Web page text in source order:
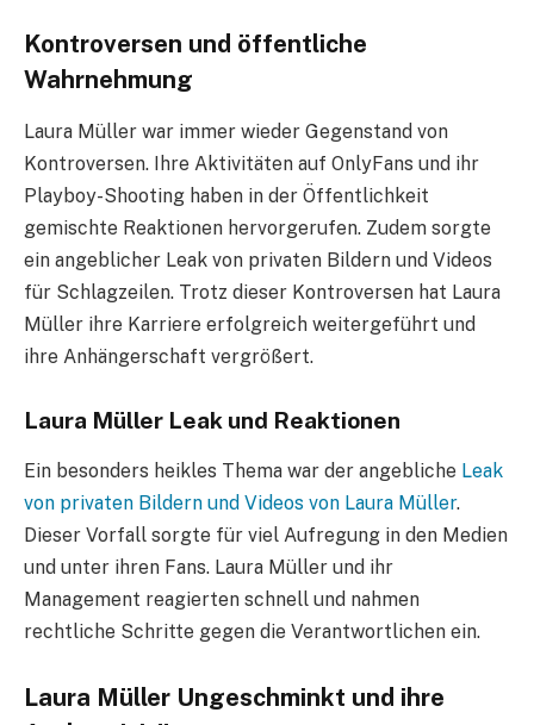
Kontroversen und öffentliche
Wahrnehmung
Laura Müller war immer wieder Gegenstand von
Kontroversen. Ihre Aktivitäten auf OnlyFans und ihr
Playboy-Shooting haben in der Öffentlichkeit
gemischte Reaktionen hervorgerufen. Zudem sorgte
ein angeblicher Leak von privaten Bildern und Videos
für Schlagzeilen. Trotz dieser Kontroversen hat Laura
Müller ihre Karriere erfolgreich weitergeführt und
ihre Anhängerschaft vergrößert.
Laura Müller Leak und Reaktionen
Ein besonders heikles Thema war der angebliche Leak
von privaten Bildern und Videos von Laura Müller.
Dieser Vorfall sorgte für viel Aufregung in den Medien
und unter ihren Fans. Laura Müller und ihr
Management reagierten schnell und nahmen
rechtliche Schritte gegen die Verantwortlichen ein.
Laura Müller Ungeschminkt und ihre